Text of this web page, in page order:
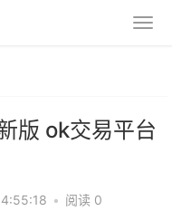
版 ok交易平台
• 阅读 0